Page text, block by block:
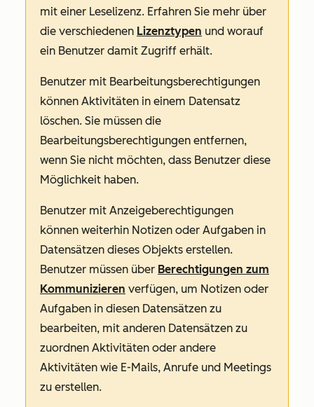
mit einer Leselizenz. Erfahren Sie mehr über
die verschiedenen Lizenztypen und worauf
ein Benutzer damit Zugriff erhält.
Benutzer mit Bearbeitungsberechtigungen
können Aktivitäten in einem Datensatz
löschen. Sie müssen die
Bearbeitungsberechtigungen entfernen,
wenn Sie nicht möchten, dass Benutzer diese
Möglichkeit haben.
Benutzer mit Anzeigeberechtigungen
können weiterhin Notizen oder Aufgaben in
Datensätzen dieses Objekts erstellen.
Benutzer müssen über Berechtigungen zum
Kommunizieren verfügen, um Notizen oder
Aufgaben in diesen Datensätzen zu
bearbeiten, mit anderen Datensätzen zu
zuordnen Aktivitäten oder andere
Aktivitäten wie E-Mails, Anrufe und Meetings
zu erstellen.